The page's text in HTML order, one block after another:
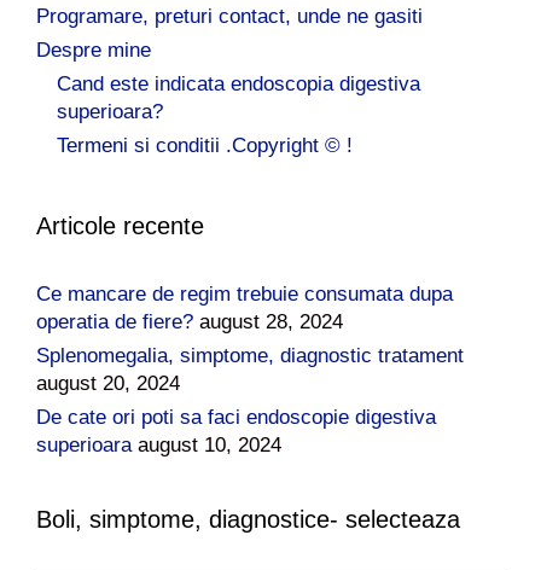
Programare, preturi contact, unde ne gasiti
Despre mine
Cand este indicata endoscopia digestiva
superioara?
Termeni si conditii .Copyright © !
Articole recente
Ce mancare de regim trebuie consumata dupa
operatia de fiere? august 28, 2024
Splenomegalia, simptome, diagnostic tratament
august 20, 2024
De cate ori poti sa faci endoscopie digestiva
superioara august 10, 2024
Boli, simptome, diagnostice- selecteaza